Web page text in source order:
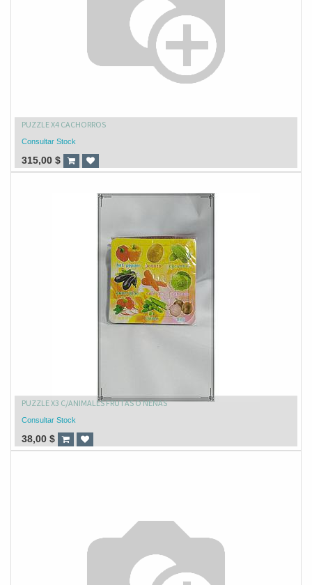
PUZZLE X4 CACHORROS
Consultar Stock
315,00 $
PUZZLE X3 C/ANIMALES FRUTAS O NENAS
Consultar Stock
38,00 $